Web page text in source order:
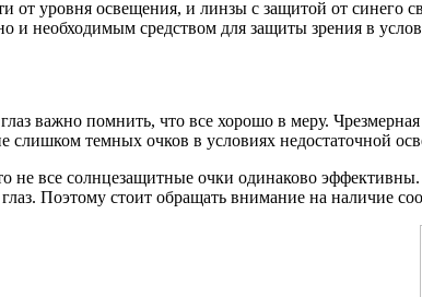
от уровня освещения, и линзы с защитой от
и необходимым средством для защиты зрения в
важно помнить, что все хорошо в меру.
слишком темных очков в условиях недостаточной
не все солнцезащитные очки одинаково
Поэтому стоит обращать внимание на наличие